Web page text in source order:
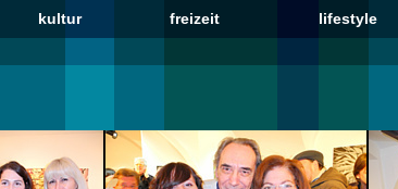
kultur freizeit lifestyle